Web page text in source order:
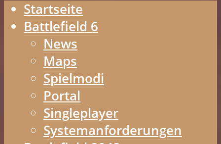
Startseite
Battlefield 6
News
Maps
Spielmodi
Portal
Singleplayer
Systemanforderungen